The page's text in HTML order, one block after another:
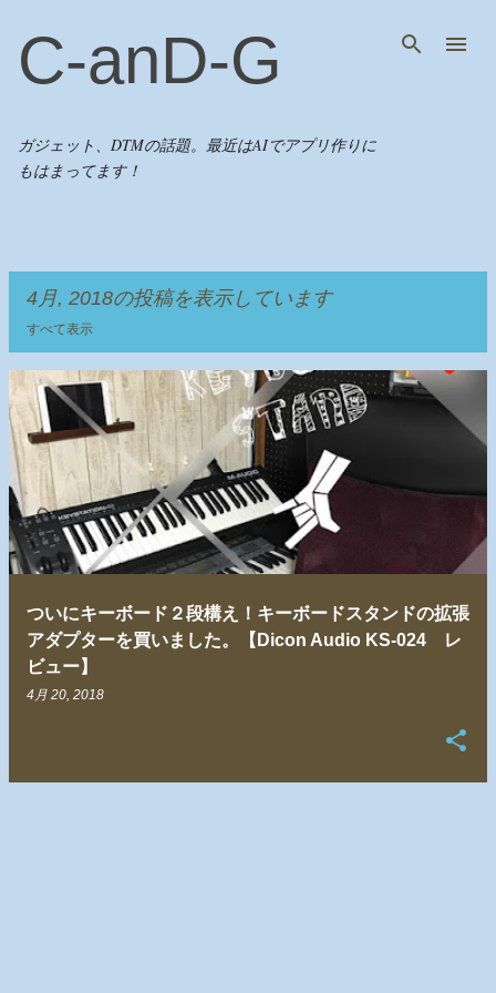
C-anD-G
ガジェット、DTMの話題。最近はAIでアプリ作りに
もはまってます！
4月, 2018の投稿を表示しています
すべて表示
投
稿
ついにキーボード２段構え！キーボードスタンドの拡張
アダプターを買いました。【Dicon Audio KS-024 レ
ビュー】
4月 20, 2018